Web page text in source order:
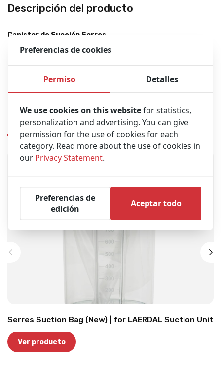
Descripción del producto
Canister de Succión Serres
Para uso con la Unidad de Succión Laerdal (Versión Serres)
Productos similares
Serres Suction Bag (New) | for LAERDAL Suction Unit
Ver producto
Preferencias de cookies
Permiso Detalles
We use cookies on this websitefor statistics,
personalization and advertising. You can give
permission for the use of cookies for each
category. Read more about the use of cookies in
our Privacy Statement.
Preferencias de
edición
Aceptar todo